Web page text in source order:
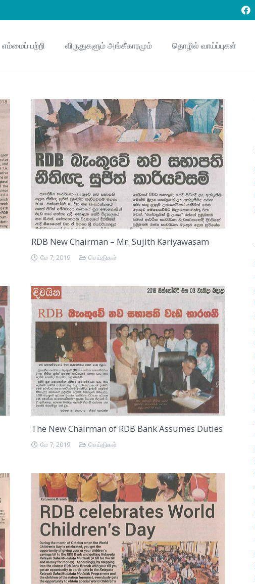
எம்மைப் பற்றி விருதுகளும் அங்கீகாரமும் தொழில் வாய்ப்புகள்
RDB New Chairman – Mr. Sujith Kariyawasam
மே 7, 2019 செய்திகள்
The New Chairman of RDB Bank Assumes Duties
மே 7, 2019 செய்திகள்